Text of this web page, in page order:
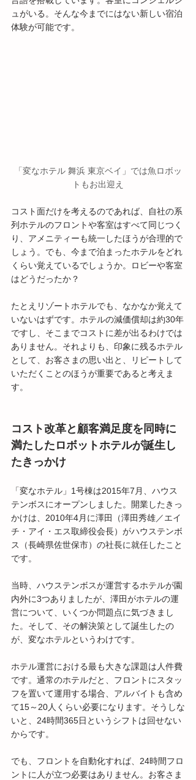
ュがいる。そんな今までにはない新しい宿泊
体験が可能です。
「変なホテル 舞浜 東京ベイ」では魚ロボッ
トもお出迎え
コスト面だけを考えるのであれば、自社の系
列ホテルのフロントや客室はすべて同じつく
り、アメニティーも統一したほうが合理的で
しょう。でも、今まで泊まったホテルをどれ
くらい覚えているでしょうか。ロビーや客室
はどうだったか？
たとえリゾートホテルでも、なかなか覚えて
いないはずです。ホテルの減価償却は約30年
ですし、そこまでコストに差が出るわけでは
ありません。それよりも、印象に残るホテル
として、お客さまの思い出と、リピートして
いただくことのほうが重要であると考えま
す。
コスト改革と顧客満足度を同時に
満たしたロボットホテルが誕生し
たきっかけ
「変なホテル」1号棟は2015年7月、ハウス
テンボスにオープンしました。開業したきっ
かけは、2010年4月に澤田（澤田秀雄／エイ
チ・アイ・エス取締役会長）がハウステンボ
ス（長崎県佐世保市）の社長に就任したこと
です。
当時、ハウステンボスが運営するホテルが園
内外に3つありましたが、澤田がホテルの運
営について、いくつか問題点に気づきまし
た。そして、その解決策として誕生したの
が、変なホテルというわけです。
ホテル運営における最も大きな課題は人件費
です。通常のホテルだと、フロントにスタッ
フを置いて運用する場合、アルバイトも含め
て15～20人くらい必要になります。そうしな
いと、24時間365日というシフトは回せない
からです。
でも、フロントを自動化すれば、24時間フロ
ントに人が立つ必要はありません。お客さま